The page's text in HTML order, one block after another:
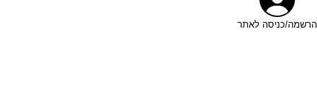
הרשמה/כניסה לאתר